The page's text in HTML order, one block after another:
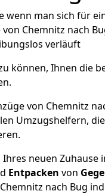
wenn man sich für
Chemnitz nach
verläuft
können, Ihnen die
von Chemnitz
Umzugshelfern,
neuen Zuhause
Entpacken von
nach Bug